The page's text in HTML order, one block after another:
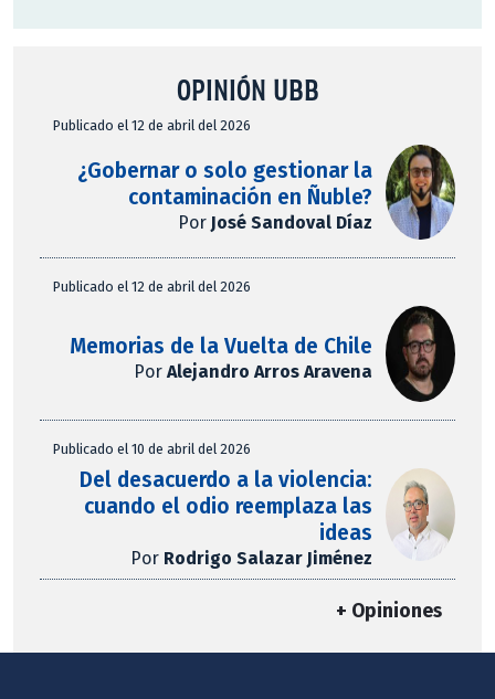
OPINIÓN UBB
Publicado el 12 de abril del 2026
¿Gobernar o solo gestionar la
contaminación en Ñuble?
Por José Sandoval Díaz
Publicado el 12 de abril del 2026
Memorias de la Vuelta de Chile
PorAlejandro Arros Aravena
Publicado el 10 de abril del 2026
Del desacuerdo a la violencia:
cuando el odio reemplaza las
ideas
Por Rodrigo Salazar Jiménez
+ Opiniones